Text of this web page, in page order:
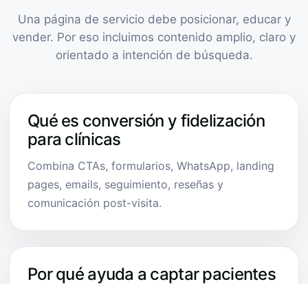
Una página de servicio debe posicionar, educar y
vender. Por eso incluimos contenido amplio, claro y
orientado a intención de búsqueda.
Qué es conversión y fidelización
para clínicas
Combina CTAs, formularios, WhatsApp, landing
pages, emails, seguimiento, reseñas y
comunicación post-visita.
Por qué ayuda a captar pacientes